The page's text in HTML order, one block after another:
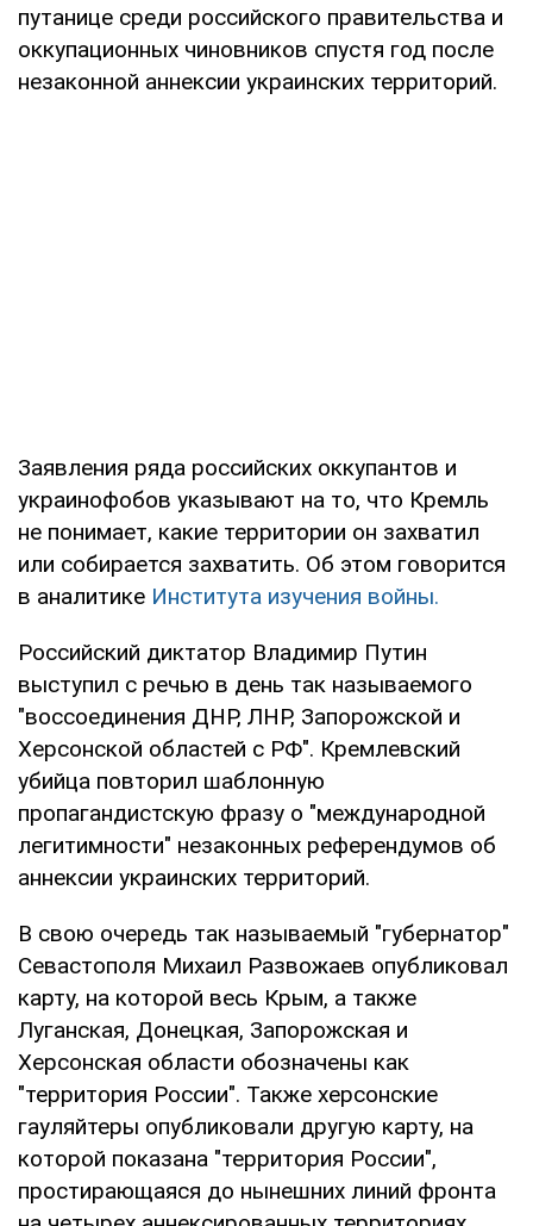
путанице среди российского правительства и
оккупационных чиновников спустя год после
незаконной аннексии украинских территорий.
Заявления ряда российских оккупантов и
украинофобов указывают на то, что Кремль
не понимает, какие территории он захватил
или собирается захватить. Об этом говорится
в аналитике Института изучения войны.
Российский диктатор Владимир Путин
выступил с речью в день так называемого
"воссоединения ДНР, ЛНР, Запорожской и
Херсонской областей с РФ". Кремлевский
убийца повторил шаблонную
пропагандистскую фразу о "международной
легитимности" незаконных референдумов об
аннексии украинских территорий.
В свою очередь так называемый "губернатор"
Севастополя Михаил Развожаев опубликовал
карту, на которой весь Крым, а также
Луганская, Донецкая, Запорожская и
Херсонская области обозначены как
"территория России". Также херсонские
гауляйтеры опубликовали другую карту, на
которой показана "территория России",
простирающаяся до нынешних линий фронта